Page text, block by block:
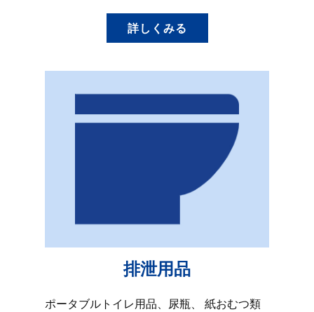
詳しくみる
排泄用品
ポータブルトイレ用品、尿瓶、 紙おむつ類